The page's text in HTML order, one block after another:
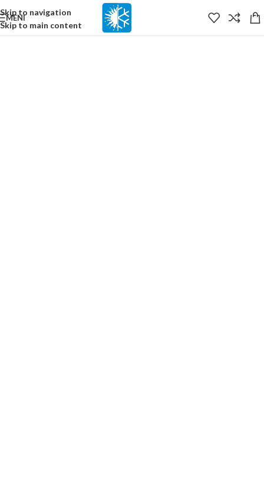
Skip to navigation
Skip to main content
MENI